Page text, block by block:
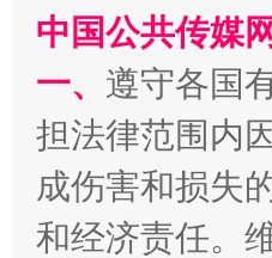
揭开“小金库”的免责
中国公共传媒
一、 遵守各国
担法律范围内
成伤害和损失
和经济责任。